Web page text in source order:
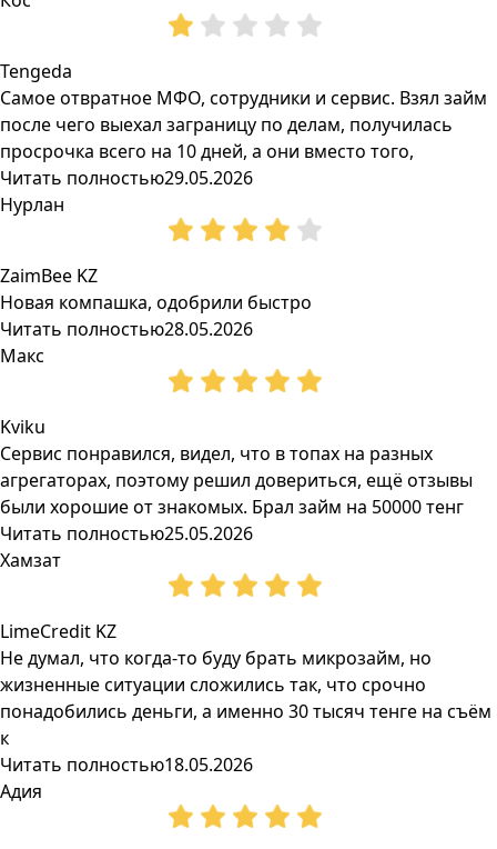
Tengeda
Самое отвратное МФО, сотрудники и сервис. Взял займ
после чего выехал заграницу по делам, получилась
просрочка всего на 10 дней, а они вместо того,
Читать полностью29.05.2026
Нурлан
ZaimBee KZ
Новая компашка, одобрили быстро
Читать полностью28.05.2026
Макс
Kviku
Сервис понравился, видел, что в топах на разных
агрегаторах, поэтому решил довериться, ещё отзывы
были хорошие от знакомых. Брал займ на 50000 тенг
Читать полностью25.05.2026
Хамзат
LimeCredit KZ
Не думал, что когда-то буду брать микрозайм, но
жизненные ситуации сложились так, что срочно
понадобились деньги, а именно 30 тысяч тенге на съём
к
Читать полностью18.05.2026
Адия